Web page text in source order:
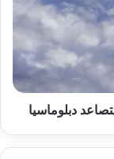
دبلوماسيا